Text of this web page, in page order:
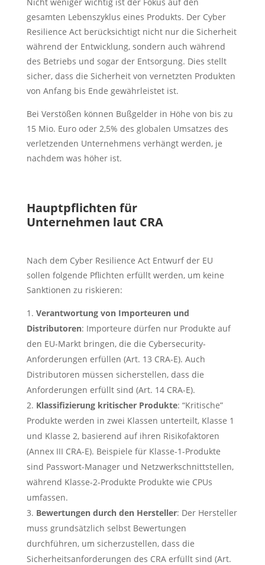
gesamten Lebenszyklus eines Produkts. Der Cyber
Resilience Act berücksichtigt nicht nur die Sicherheit
während der Entwicklung, sondern auch während
des Betriebs und sogar der Entsorgung. Dies stellt
sicher, dass die Sicherheit von vernetzten Produkten
von Anfang bis Ende gewährleistet ist.
Bei Verstößen können Bußgelder in Höhe von bis zu
15 Mio. Euro oder 2,5% des globalen Umsatzes des
verletzenden Unternehmens verhängt werden, je
nachdem was höher ist.
Hauptpflichten für
Unternehmen laut CRA
Nach dem Cyber Resilience Act Entwurf der EU
sollen folgende Pflichten erfüllt werden, um keine
Sanktionen zu riskieren:
Verantwortung von Importeuren und
Distributoren: Importeure dürfen nur Produkte auf
den EU-Markt bringen, die die Cybersecurity-
Anforderungen erfüllen (Art. 13 CRA-E). Auch
Distributoren müssen sicherstellen, dass die
Anforderungen erfüllt sind (Art. 14 CRA-E).
Klassifizierung kritischer Produkte: “Kritische”
Produkte werden in zwei Klassen unterteilt, Klasse 1
und Klasse 2, basierend auf ihren Risikofaktoren
(Annex III CRA-E). Beispiele für Klasse-1-Produkte
sind Passwort-Manager und Netzwerkschnittstellen,
während Klasse-2-Produkte Produkte wie CPUs
umfassen.
Bewertungen durch den Hersteller: Der Hersteller
muss grundsätzlich selbst Bewertungen
durchführen, um sicherzustellen, dass die
Sicherheitsanforderungen des CRA erfüllt sind (Art.